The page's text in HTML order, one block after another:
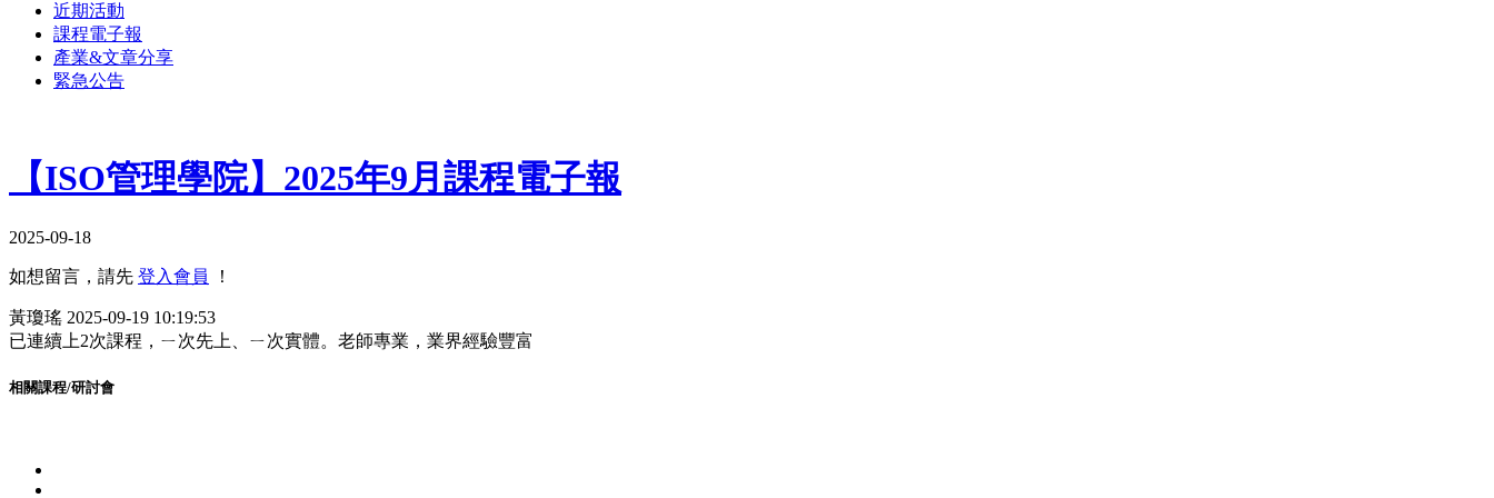
近期活動
課程電子報
產業&文章分享
緊急公告
【ISO管理學院】2025年9月課程電子報
2025-09-18
如想留言，請先 登入會員 ！
黃瓊瑤 2025-09-19 10:19:53
已連續上2次課程，ㄧ次先上、ㄧ次實體。老師專業，業界經驗豐富
相關課程/研討會